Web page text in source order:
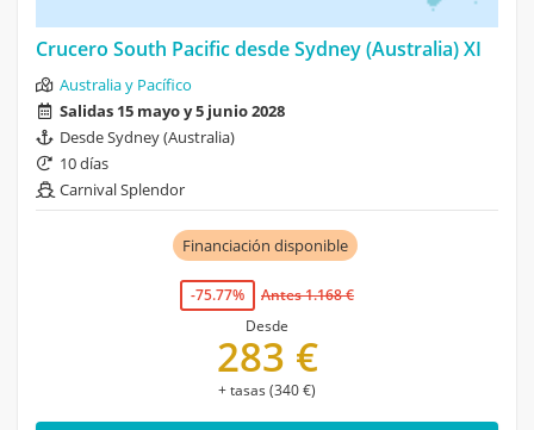
Crucero South Pacific desde Sydney (Australia) XI
Australia y Pacífico
Salidas 15 mayo y 5 junio 2028
Desde Sydney (Australia)
10 días
Carnival Splendor
Financiación disponible
-75.77%
Antes 1.168 €
Desde
283 €
+ tasas (340 €)